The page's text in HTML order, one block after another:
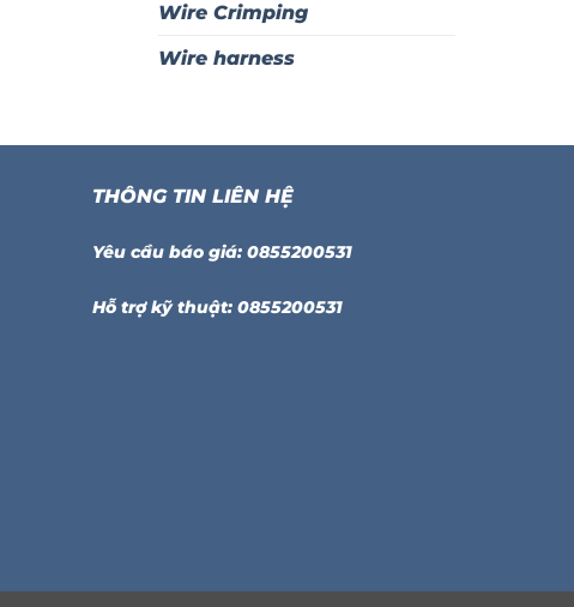
Wire Crimping
Wire harness
THÔNG TIN LIÊN HỆ
Yêu cầu báo giá: 0855200531
Hỗ trợ kỹ thuật: 0855200531